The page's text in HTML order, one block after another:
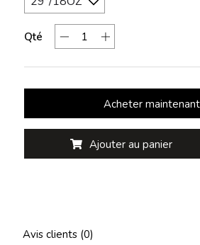
Qté
Acheter maintenant
Ajouter au panier
Avis clients (0)